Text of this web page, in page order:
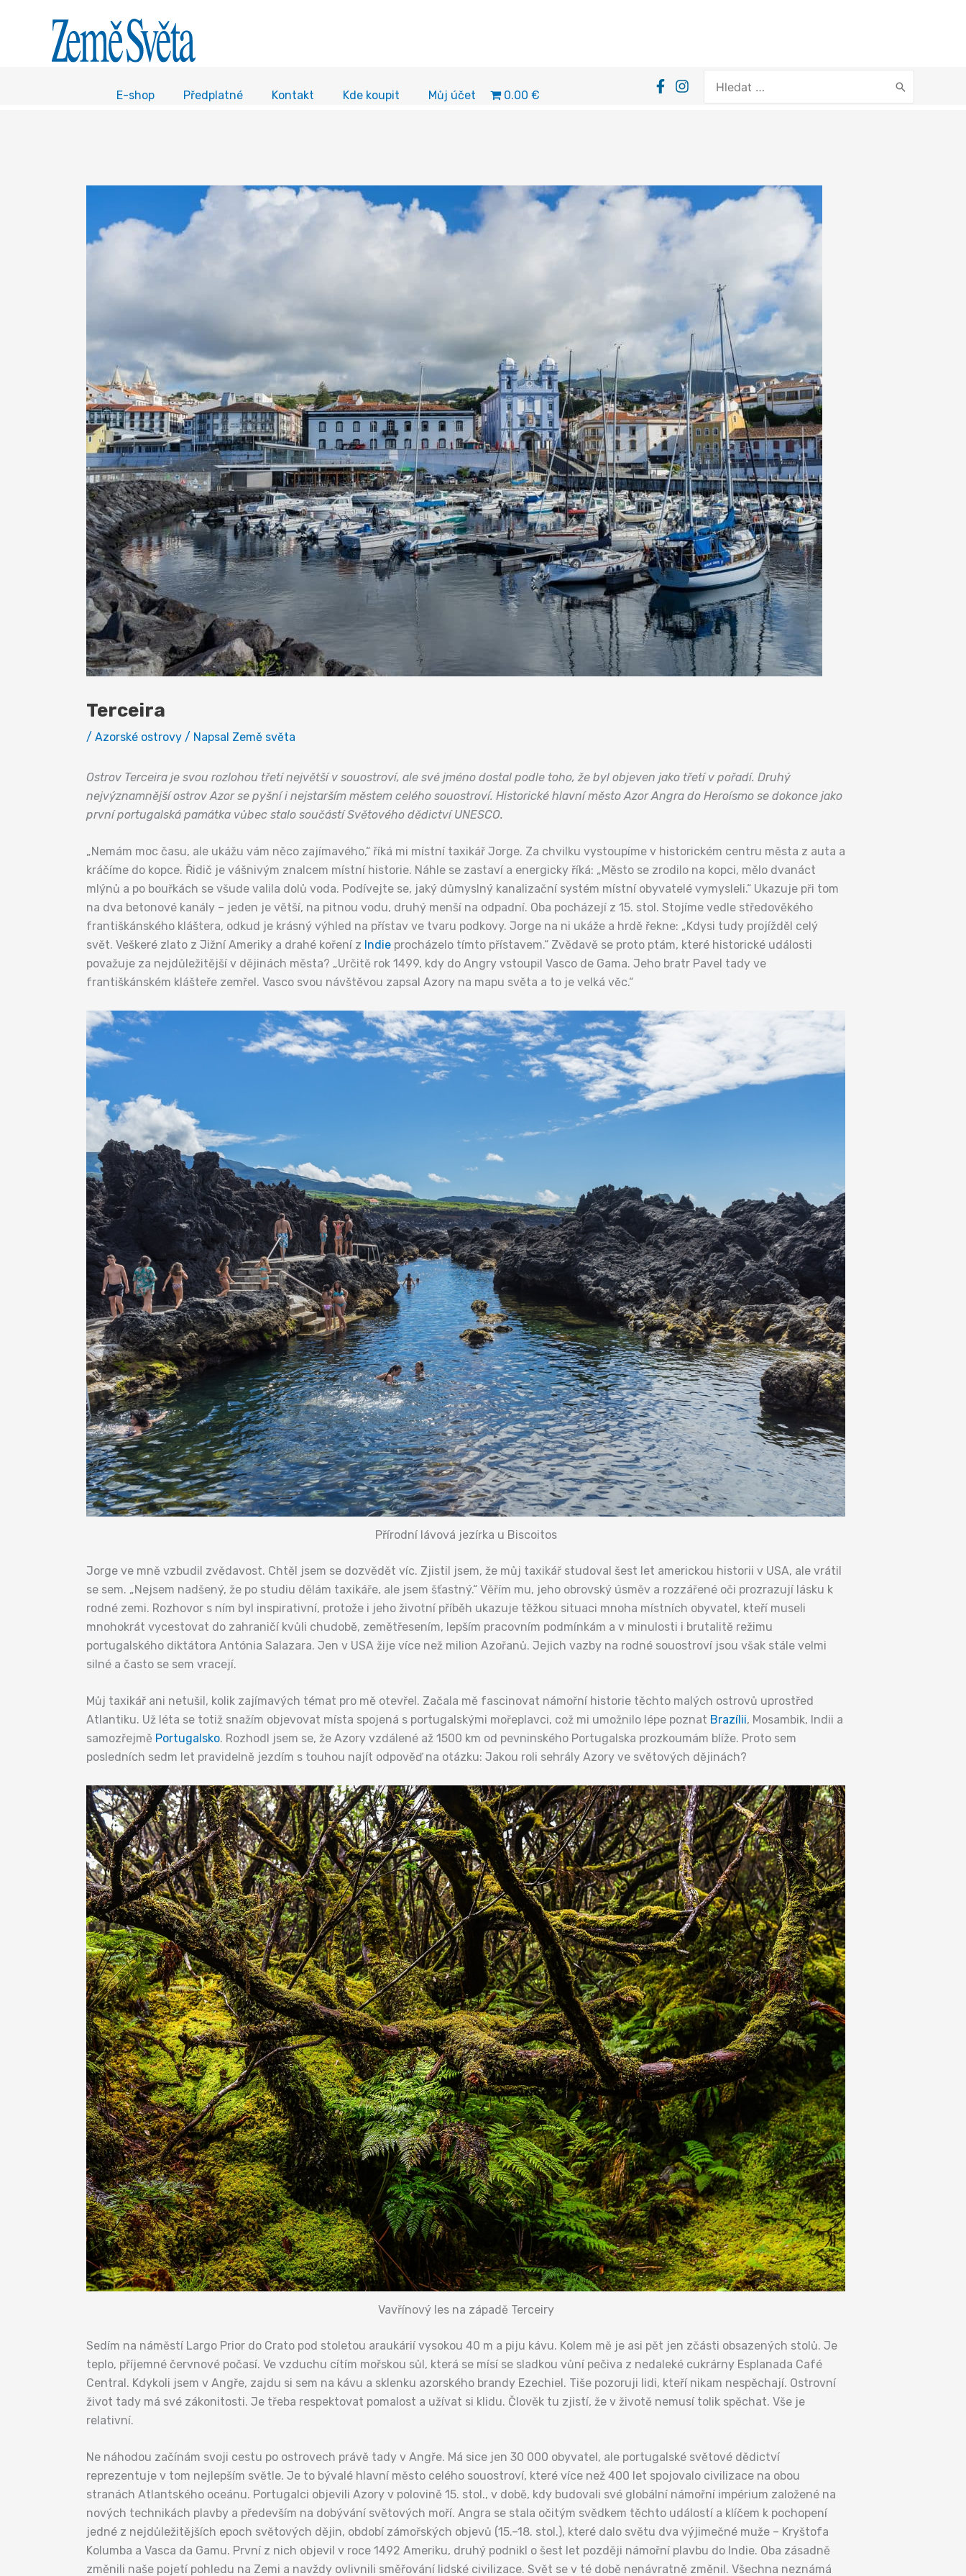
E-shop Předplatné Kontakt Kde koupit Můj účet 0.00 €
for:
Terceira
/ Azorské ostrovy / Napsal Země světa
Ostrov Terceira je svou rozlohou třetí největší v souostroví, ale své jméno dostal podle toho, že byl objeven jako třetí v pořadí. Druhý
nejvýznamnější ostrov Azor se pyšní i nejstarším městem celého souostroví. Historické hlavní město Azor Angra do Heroísmo se dokonce jako
první portugalská památka vůbec stalo součástí Světového dědictví UNESCO.
„Nemám moc času, ale ukážu vám něco zajímavého,“ říká mi místní taxikář Jorge. Za chvilku vystoupíme v historickém centru města z auta a
kráčíme do kopce. Řidič je vášnivým znalcem místní historie. Náhle se zastaví a energicky říká: „Město se zrodilo na kopci, mělo dvanáct
mlýnů a po bouřkách se všude valila dolů voda. Podívejte se, jaký důmyslný kanalizační systém místní obyvatelé vymysleli.“ Ukazuje při tom
na dva betonové kanály – jeden je větší, na pitnou vodu, druhý menší na odpadní. Oba pocházejí z 15. stol. Stojíme vedle středověkého
františkánského kláštera, odkud je krásný výhled na přístav ve tvaru podkovy. Jorge na ni ukáže a hrdě řekne: „Kdysi tudy projížděl celý
svět. Veškeré zlato z Jižní Ameriky a drahé koření z Indie procházelo tímto přístavem.“ Zvědavě se proto ptám, které historické události
považuje za nejdůležitější v dějinách města? „Určitě rok 1499, kdy do Angry vstoupil Vasco de Gama. Jeho bratr Pavel tady ve
františkánském klášteře zemřel. Vasco svou návštěvou zapsal Azory na mapu světa a to je velká věc.“
Přírodní lávová jezírka u Biscoitos
Jorge ve mně vzbudil zvědavost. Chtěl jsem se dozvědět víc. Zjistil jsem, že můj taxikář studoval šest let americkou historii v USA, ale vrátil
se sem. „Nejsem nadšený, že po studiu dělám taxikáře, ale jsem šťastný.“ Věřím mu, jeho obrovský úsměv a rozzářené oči prozrazují lásku k
rodné zemi. Rozhovor s ním byl inspirativní, protože i jeho životní příběh ukazuje těžkou situaci mnoha místních obyvatel, kteří museli
mnohokrát vycestovat do zahraničí kvůli chudobě, zemětřesením, lepším pracovním podmínkám a v minulosti i brutalitě režimu
portugalského diktátora Antónia Salazara. Jen v USA žije více než milion Azořanů. Jejich vazby na rodné souostroví jsou však stále velmi
silné a často se sem vracejí.
Můj taxikář ani netušil, kolik zajímavých témat pro mě otevřel. Začala mě fascinovat námořní historie těchto malých ostrovů uprostřed
Atlantiku. Už léta se totiž snažím objevovat místa spojená s portugalskými mořeplavci, což mi umožnilo lépe poznat Brazílii, Mosambik, Indii a
samozřejmě Portugalsko. Rozhodl jsem se, že Azory vzdálené až 1500 km od pevninského Portugalska prozkoumám blíže. Proto sem
posledních sedm let pravidelně jezdím s touhou najít odpověď na otázku: Jakou roli sehrály Azory ve světových dějinách?
Vavřínový les na západě Terceiry
Sedím na náměstí Largo Prior do Crato pod stoletou araukárií vysokou 40 m a piju kávu. Kolem mě je asi pět jen zčásti obsazených stolů. Je
teplo, příjemné červnové počasí. Ve vzduchu cítím mořskou sůl, která se mísí se sladkou vůní pečiva z nedaleké cukrárny Esplanada Café
Central. Kdykoli jsem v Angře, zajdu si sem na kávu a sklenku azorského brandy Ezechiel. Tiše pozoruji lidi, kteří nikam nespěchají. Ostrovní
život tady má své zákonitosti. Je třeba respektovat pomalost a užívat si klidu. Člověk tu zjistí, že v životě nemusí tolik spěchat. Vše je
relativní.
Ne náhodou začínám svoji cestu po ostrovech právě tady v Angře. Má sice jen 30 000 obyvatel, ale portugalské světové dědictví
reprezentuje v tom nejlepším světle. Je to bývalé hlavní město celého souostroví, které více než 400 let spojovalo civilizace na obou
stranách Atlantského oceánu. Portugalci objevili Azory v polovině 15. stol., v době, kdy budovali své globální námořní impérium založené na
nových technikách plavby a především na dobývání světových moří. Angra se stala očitým svědkem těchto událostí a klíčem k pochopení
jedné z nejdůležitějších epoch světových dějin, období zámořských objevů (15.–18. stol.), které dalo světu dva výjimečné muže – Kryštofa
Kolumba a Vasca da Gamu. První z nich objevil v roce 1492 Ameriku, druhý podnikl o šest let později námořní plavbu do Indie. Oba zásadně
změnili naše pojetí pohledu na Zemi a navždy ovlivnili směřování lidské civilizace. Svět se v té době nenávratně změnil. Všechna neznámá